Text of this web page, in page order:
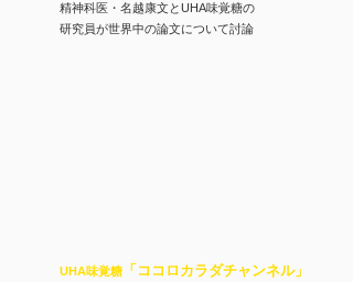
精神科医・名越康文とUHA味覚糖の
​研究員が世界中の論文について討論
UHA味覚糖 「ココロカラダチャンネル」